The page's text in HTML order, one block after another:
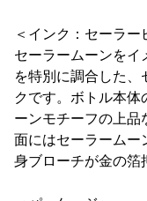
＜インク：セーラー
セーラームーンをイ
を特別に調合した、
クです。ボトル本体
ーンモチーフの上品
面にはセーラームー
身ブローチが金の箔